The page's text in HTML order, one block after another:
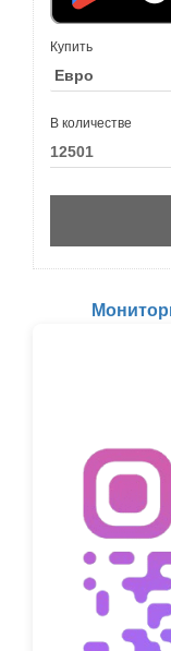
Купить
В количестве